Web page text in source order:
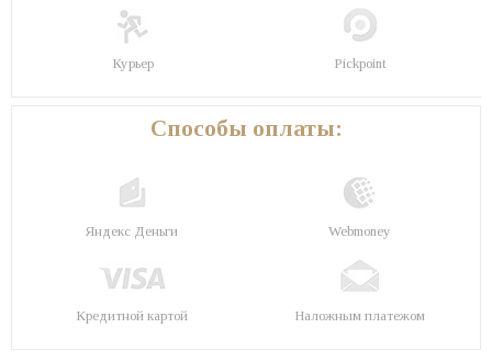
Курьер Pickpoint
Способы оплаты:
Яндекс Деньги Webmoney
Кредитной картой Наложным платежом